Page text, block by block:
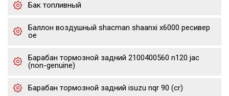
Бак топливный
Баллон воздушный shacman shaanxi x6000 ресивер
oe
Барабан тормозной задний 2100400560 n120 jac
(non-genuine)
Барабан тормозной задний isuzu nqr 90 (cr)